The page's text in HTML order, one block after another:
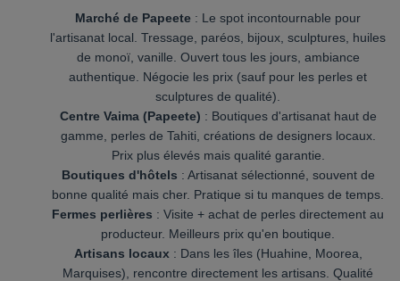
Marché de Papeete : Le spot incontournable pour
l'artisanat local. Tressage, paréos, bijoux, sculptures, huiles
de monoï, vanille. Ouvert tous les jours, ambiance
authentique. Négocie les prix (sauf pour les perles et
sculptures de qualité).
Centre Vaima (Papeete) : Boutiques d'artisanat haut de
gamme, perles de Tahiti, créations de designers locaux.
Prix plus élevés mais qualité garantie.
Boutiques d'hôtels : Artisanat sélectionné, souvent de
bonne qualité mais cher. Pratique si tu manques de temps.
Fermes perlières : Visite + achat de perles directement au
producteur. Meilleurs prix qu'en boutique.
Artisans locaux : Dans les îles (Huahine, Moorea,
Marquises), rencontre directement les artisans. Qualité